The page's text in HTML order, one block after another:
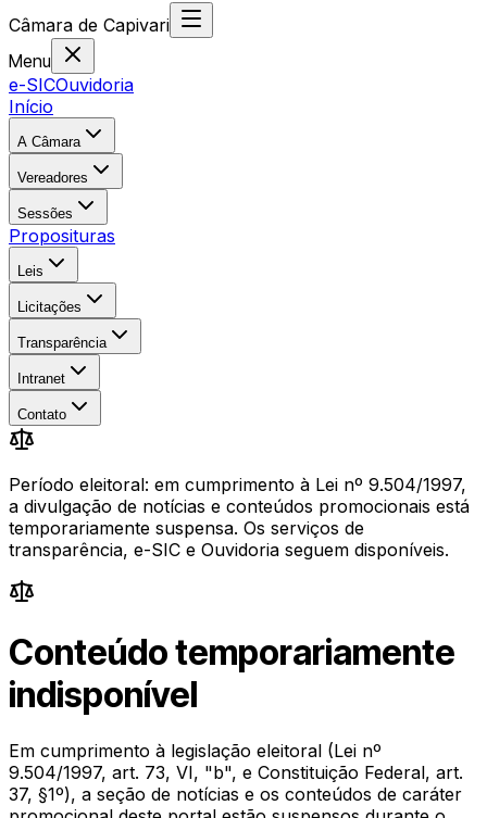
Câmara de Capivari
Menu
e-SICOuvidoria
Início
A Câmara
Vereadores
Sessões
Proposituras
Leis
Licitações
Transparência
Intranet
Contato
Período eleitoral: em cumprimento à Lei nº 9.504/1997,
a divulgação de notícias e conteúdos promocionais está
temporariamente suspensa. Os serviços de
transparência, e-SIC e Ouvidoria seguem disponíveis.
Conteúdo temporariamente
indisponível
Em cumprimento à legislação eleitoral (Lei nº
9.504/1997, art. 73, VI, "b", e Constituição Federal, art.
37, §1º), a seção de notícias e os conteúdos de caráter